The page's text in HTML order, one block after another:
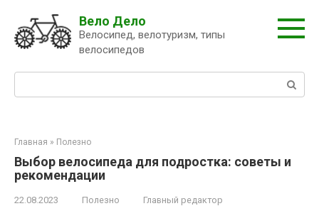
контенту
Вело Дело
Велосипед, велотуризм, типы
велосипедов
Главная » Полезно
Выбор велосипеда для подростка: советы и
рекомендации
22.08.2023 Полезно Главный редактор